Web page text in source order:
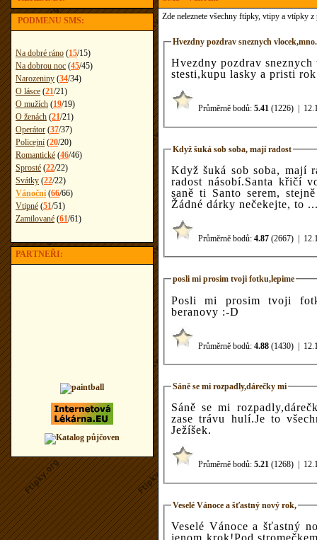
PODMENU SMS:
Na dobré ráno (15/15)
Na dobrou noc (45/45)
Narozeniny (34/34)
O lásce (21/21)
O mužích (19/19)
O ženách (21/21)
Operátor (37/37)
Policejní (20/20)
Romantické (46/46)
Sprosté (22/22)
Svátky (22/22)
Vánoční(66/66)
Vtipné (51/51)
Zamilované (61/61)
PARTNEŘI:
Zde neleznete všechny ftípky, vtipy a vtípky
Hvezdny pozdrav sneznych
Hvezdny pozdrav
stesti,kupu lasky a pristi
Průměrně bodů: 5.41 (1226)
Když šuká sob soba, mají radost
Když šuká sob soba, mají
radost násobí.Santa křičí
saně ti Santo serem,
Žádné dárky nečekejte, to
Průměrně bodů: 4.87 (2667) |
posli mi prosim tvoji fotku,lepime
Posli mi prosim tvoji
beranovy :-D
Průměrně bodů: 4.88 (1430) |
Sáně se mi rozpadly,dárečky mi
Sáně se mi
zase trávu hulí.Je to
Ježíšek.
Průměrně bodů: 5.21 (1268)
Veselé Vánoce a šťastný nový rok,
Veselé Vánoce a šťastný
jenom krok!Pod